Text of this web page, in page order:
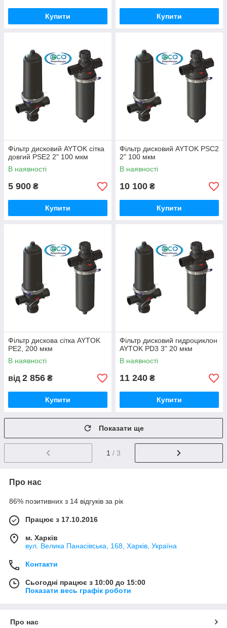
Купити Купити
Фільтр дисковий AYTOK сітка
довгий PSE2 2" 100 мкм
В наявності
5 900 ₴
Купити
Фільтр дисковий AYTOK PSC2
2" 100 мкм
В наявності
10 100 ₴
Купити
Фільтр дискова сітка AYTOK
PE2, 200 мкм
В наявності
від 2 856 ₴
Купити
Фільтр дисковий гидроциклон
AYTOK PD3 3" 20 мкм
В наявності
11 240 ₴
Купити
Показати ще
1 / 3
Про нас
86% позитивних з 14 відгуків за рік
Працює з 17.10.2016
м. Харків
вул. Велика Панасівська, 168, Харків, Україна
Контакти
Сьогодні працює з 10:00 до 15:00
Показати весь графік роботи
Про нас